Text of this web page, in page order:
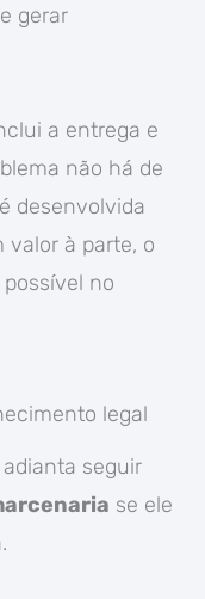
gerar
a entrega e
não há de
desenvolvida
valor à parte, o
no
legal
seguir
se ele